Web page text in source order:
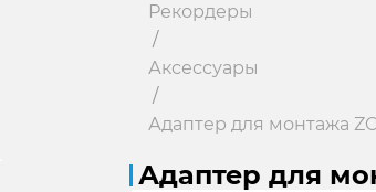
Рекордеры
/
Аксессуары
/
Адаптер для монтажа
Адаптер для